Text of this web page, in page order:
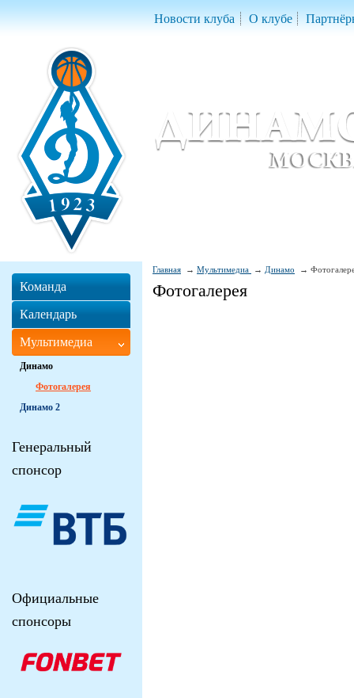
Новости клуба О клубе
Главная Мультимедиа Динамо
Фотогалерея
Команда
Календарь
Мультимедиа
Динамо
Фотогалерея
Динамо 2
Генеральный
спонсор
Официальные
спонсоры